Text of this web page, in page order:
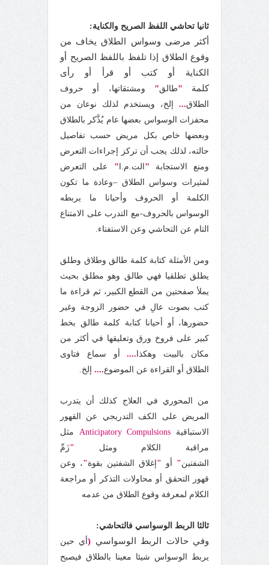
ثانيا تحاشي اللفظ الصريح والكناية:
أكثر مرضى وسواس الطلاق يخاف من
وقوع الطلاق إذا تلفظ باللفظ الصريح أو
الكناية أو كتب أو قرأ أو رأى
كلمة "طالق" ومشتقاتها، أو حروف
الطلاق... إلخ، ويستخدم لذلك نوعان من
محفزات الوسواس بعضها عام يُذَّكر بالطلاق
وبعضها خاص بكل مريض حسب تفاصيل
حالته، لذلك يجب أن تركز إجراءات التعرض
ومنع الاستجابة "الت.م.ا" على التعرض
لمثيرات وسواس الطلاق –وعادة ما تكون
الكلمة أو الحروف وأحيانا ما يربطه
الوسواس بالحروف-مع التدرب على الامتناع
التام عن التحاشي وعن الاستفتاء.
ومن الأمثلة كتابة كلمة طالق وطلاق وطلق
يطلق تطلقيا فهي طالق وهو مطلق بحيث
يملأ صفحتين من القطع الكبير، ثم قراءة ما
كتب بصوت عالٍ في حضور الزوجة وغير
حضورها، أو أحيانا كتابة كلمة طالق بخط
كبير على فروخ ورق وتعليقها في أكثر من
مكان بالبيت وهكذا....أو سماع فتاوى
الطلاق أو القراءة عن الموضوع.... إلخ.
من المحوري في العلاج كذلك أن يتدرب
المريض على الكف التدريجي عن القهور
الاستباقية
Anticipatory Compulsions
مثل
مراقبة الكلام ومثل "زَمِّ
الشفتين" أو "إغلاق الشفتين بقوة"، وعن
قهور التحقق أو محاولات التذكر أو مراجعة
الكلام لمعرفة وقوع الطلاق من عدمه
ثالثا الربط الوسواسي فالتحاشي:
وفي حالات الربط الوسواسي (أي حين
يربط الوسواس شيئا معينا بالطلاق فيصبح